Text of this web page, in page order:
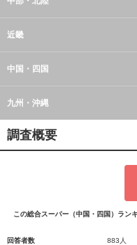
近畿
中国・四国
九州・沖縄
調査概要
この総合スーパー（中国・四国）ラン
回答者数
883人